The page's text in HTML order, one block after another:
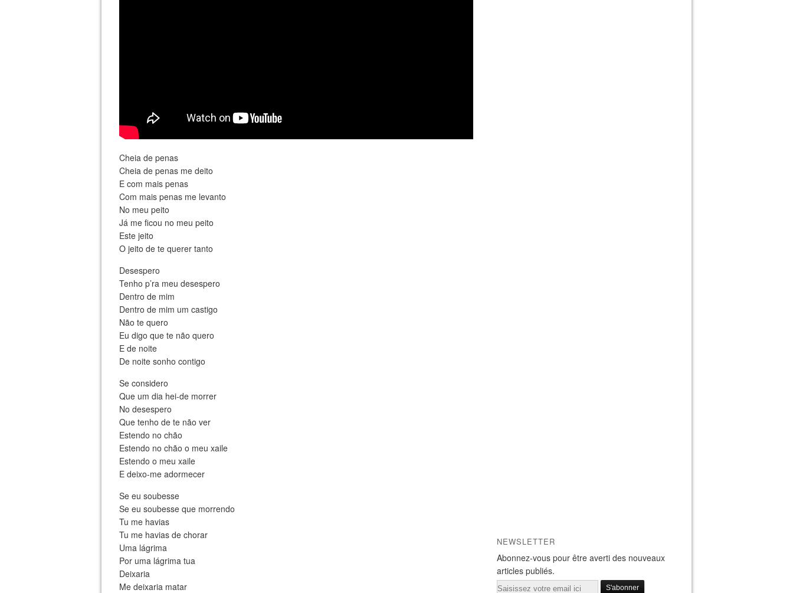
Cheia de penas
Cheia de penas me deito
E com mais penas
Com mais penas me levanto
No meu peito
Já me ficou no meu peito
Este jeito
O jeito de te querer tanto
Desespero
Tenho p’ra meu desespero
Dentro de mim
Dentro de mim um castigo
Não te quero
Eu digo que te não quero
E de noite
De noite sonho contigo
Se considero
Que um dia hei-de morrer
No desespero
Que tenho de te não ver
Estendo no chão
Estendo no chão o meu xaile
Estendo o meu xaile
E deixo-me adormecer
Se eu soubesse
Se eu soubesse que morrendo
Tu me havias
Tu me havias de chorar
Uma lágrima
Por uma lágrima tua
Deixaria
Me deixaria matar
NEWSLETTER
Abonnez-vous pour être averti des nouveaux
articles publiés.
Email